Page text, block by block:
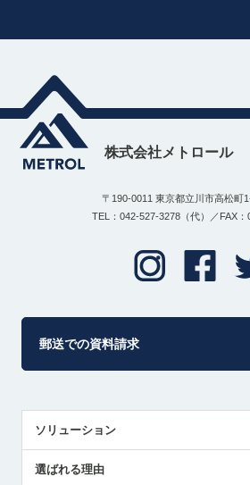
株式会社メトロール
〒190-0011 東京都立川市高松町
TEL：042-527-3278（代）／FAX
郵送での資料請求
ソリューション
解決策提案
選ばれる理由